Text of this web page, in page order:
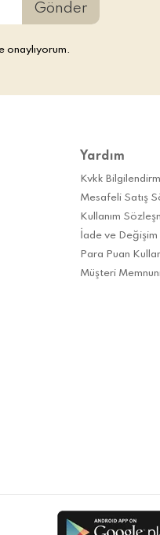
Gönder
onaylıyorum.
Yardım
Kvkk
Mesafeli Satış
Kullanım
İade ve Değişim
Para Puan
Müşteri